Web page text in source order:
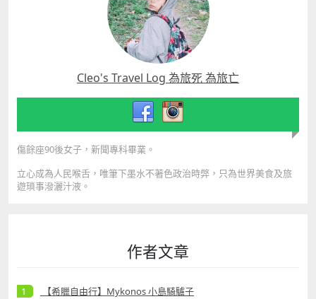
Cleo's Travel Log 為旅死 為旅亡
傷餘座90後女子，新聞專科畢業。
立心成為人民喉舌，唯筆下墨水不著色政治時弊，只為世界美食及旅
遊瑣事潑灑汁液。
作者文章
【希臘自由行】Mykonos 小島騎驢子